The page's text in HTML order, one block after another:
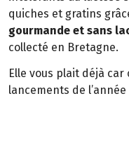
quiches et gratins
gourmande et sans
collecté en Bretagne.
Elle vous plait déjà car
lancements de l’année